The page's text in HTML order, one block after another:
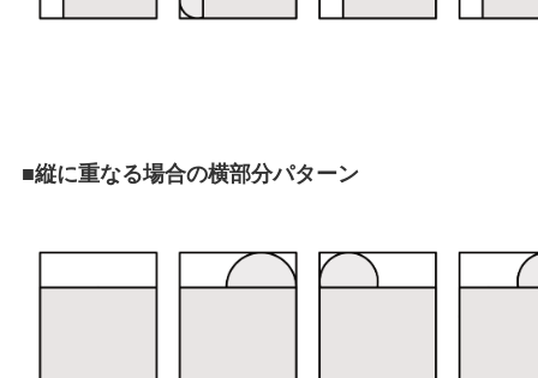
■縦に重なる場合の横部分パターン